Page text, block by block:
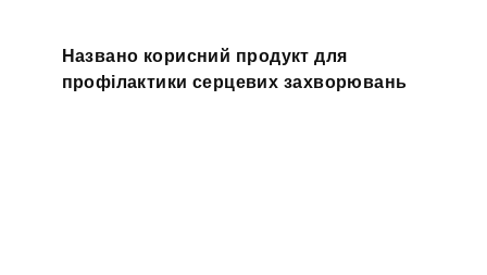
Названо корисний продукт для
профілактики серцевих захворювань